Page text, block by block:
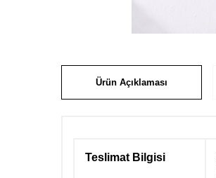
Ürün Açıklaması
Teslimat Bilgisi